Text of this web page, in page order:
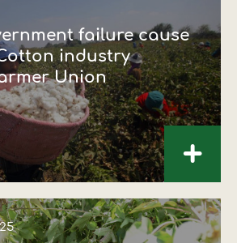
failure cause
industry
Union
+